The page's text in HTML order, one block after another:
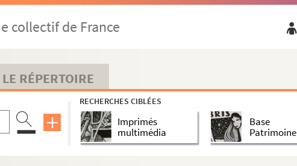
collectif de France
LE RÉPERTOIRE
RECHERCHES CIBLÉES
Imprimés
multimédia
Base
Patrimoine